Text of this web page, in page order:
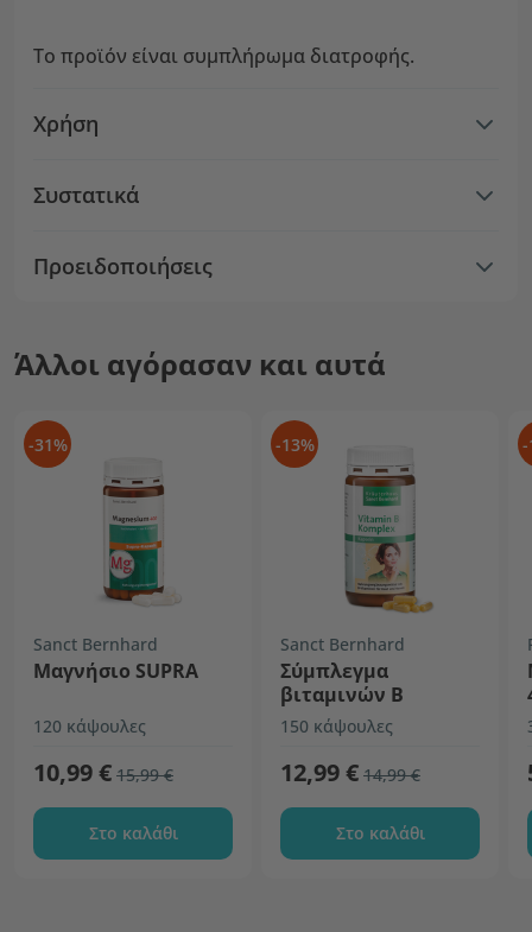
Το προϊόν είναι συμπλήρωμα διατροφής.
Χρήση
Συστατικά
Προειδοποιήσεις
Άλλοι αγόρασαν και αυτά
-31%
Sanct Bernhard
Μαγνήσιο SUPRA
120 κάψουλες
10,99 € 15,99 €
Στο καλάθι
-13%
Sanct Bernhard
Σύμπλεγμα
βιταμινών Β
150 κάψουλες
12,99 € 14,99 €
Στο καλάθι
-